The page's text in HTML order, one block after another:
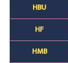
HBU
HF
HMB